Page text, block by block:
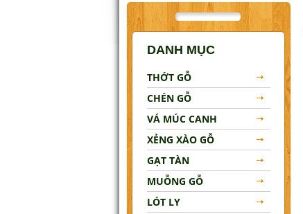
DANH MỤC
THỚT GỖ
CHÉN GỖ
VÁ MÚC CANH
XẺNG XÀO GỖ
GẠT TÀN
MUỖNG GỖ
LÓT LY